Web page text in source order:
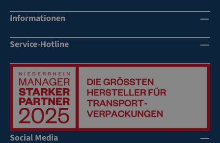
Informationen
Service-Hotline
Social Media